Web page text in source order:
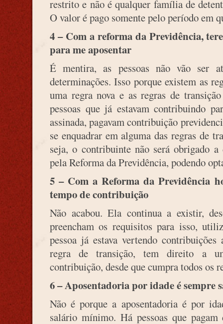
restrito e não é qualquer família de
O valor é pago somente pelo período em
4 – Com a reforma da Previdência,
para me aposentar
É mentira, as pessoas não vão ser
determinações. Isso porque existem as
uma regra nova e as regras de
pessoas que já estavam contribuindo
assinada, pagavam contribuição
se enquadrar em alguma das regras de
seja, o contribuinte não será obrigado
pela Reforma da Previdência, podendo
5 – Com a Reforma da Previdência
tempo de contribuição
Não acabou. Ela continua a existir,
preencham os requisitos para isso,
pessoa já estava vertendo
regra de transição, tem direito a
contribuição, desde que cumpra todos os
6 – Aposentadoria por idade é sempre
Não é porque a aposentadoria é por
salário mínimo. Há pessoas que